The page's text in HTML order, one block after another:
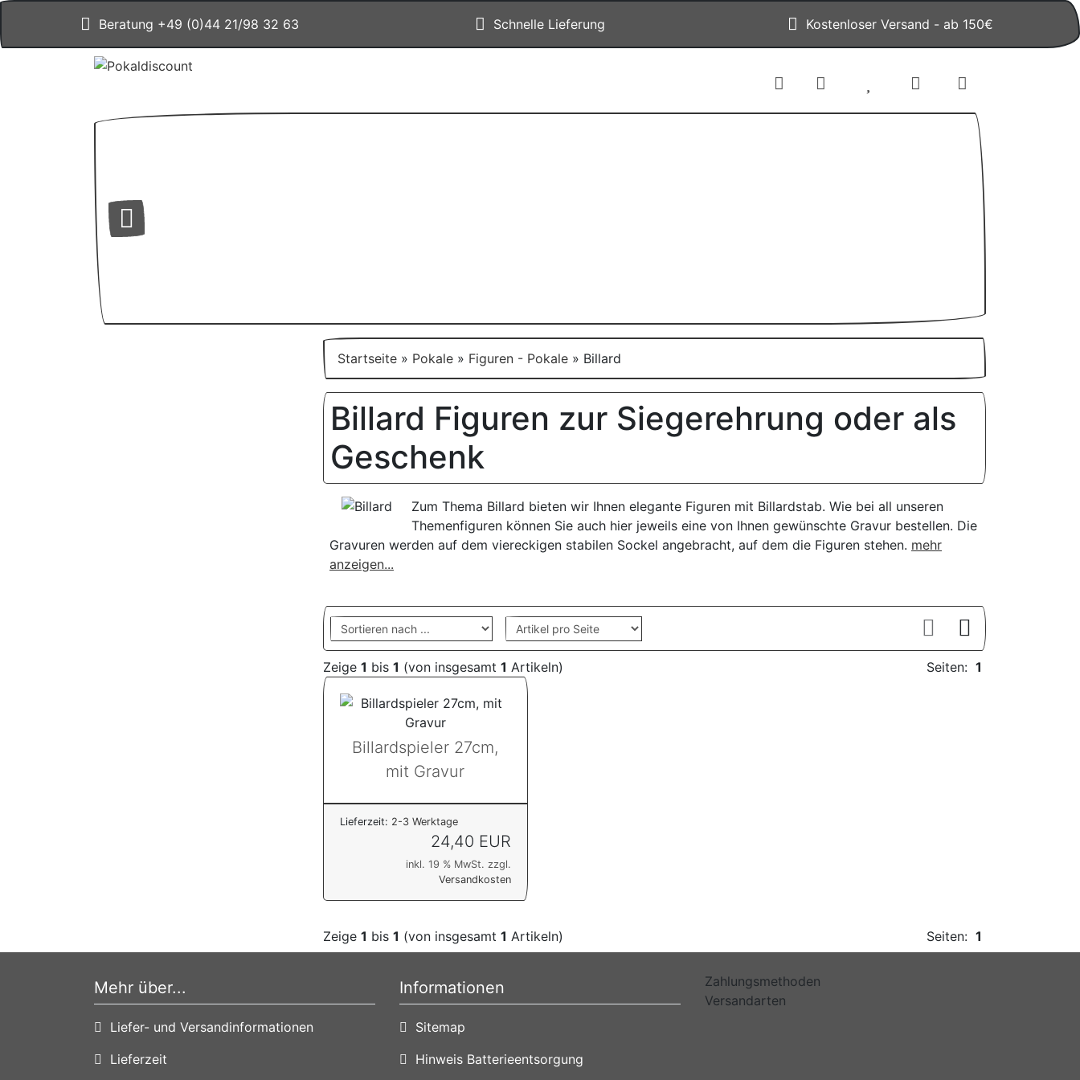
Beratung +49 (0)44 21/98 32 63 Schnelle Lieferung Kostenloser Versand - ab 150€
Startseite » Pokale » Figuren - Pokale » Billard
Billard Figuren zur Siegerehrung oder als
Geschenk
Zum Thema Billard bieten wir Ihnen elegante Figuren mit Billardstab. Wie bei all unseren
Themenfiguren können Sie auch hier jeweils eine von Ihnen gewünschte Gravur bestellen. Die
Gravuren werden auf dem viereckigen stabilen Sockel angebracht, auf dem die Figuren stehen. mehr
anzeigen...
Zeige 1 bis 1 (von insgesamt 1 Artikeln) Seiten: 1
Billardspieler 27cm,
mit Gravur
Lieferzeit: 2-3 Werktage
24,40 EUR
inkl. 19 % MwSt. zzgl.
Versandkosten
Zeige 1 bis 1 (von insgesamt 1 Artikeln) Seiten: 1
Mehr über...
Liefer- und Versandinformationen
Lieferzeit
Informationen
Sitemap
Hinweis Batterieentsorgung
Zahlungsmethoden
Versandarten